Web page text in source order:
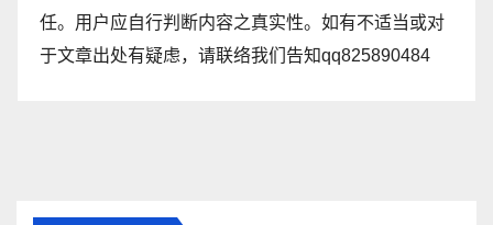
任。用户应自行判断内容之真实性。如有不适当或对
于文章出处有疑虑，请联络我们告知qq825890484